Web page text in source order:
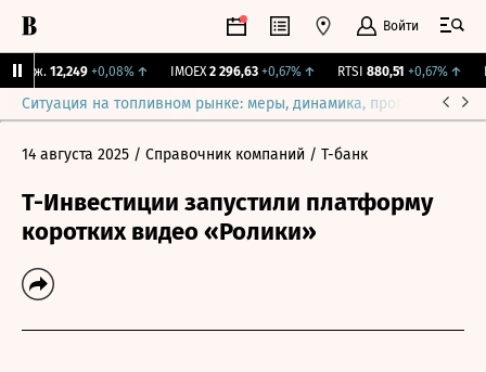
Войти
Бирж. 12,249 +0,08%↑ IMOEX 2 296,63 +0,67%↑ RTSI 880,51 +0,67%↑
Ситуация на топливном рынке: меры, динамика, прогнозы
14 августа 2025 / Справочник компаний / Т-банк
Т-Инвестиции запустили платформу
коротких видео «Ролики»